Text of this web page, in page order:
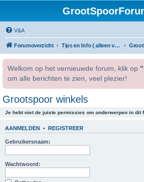
V&A
Forumoverzicht Tips en Info ( alleen voor geregistreerde gebruikers )
Welkom op het vernieuwde forum, klik op
om alle berichten te zien, veel plezier!
Grootspoor winkels
Je hebt niet de juiste permissies om onderwerpen in dit
AANMELDEN • REGISTREER
Gebruikersnaam:
Wachtwoord: